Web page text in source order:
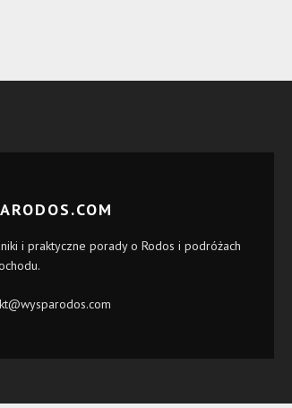
i praktyczne porady o Rodos i podróżach